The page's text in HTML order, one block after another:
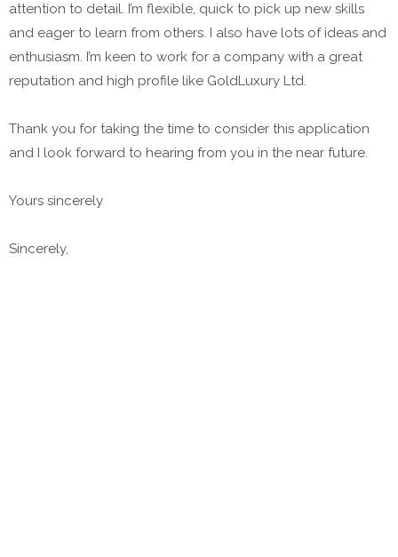
attention to detail. I’m flexible, quick to pick up new skills
and eager to learn from others. I also have lots of ideas and
enthusiasm. I’m keen to work for a company with a great
reputation and high profile like GoldLuxury Ltd.
Thank you for taking the time to consider this application
and I look forward to hearing from you in the near future.
Yours sincerely
Sincerely,